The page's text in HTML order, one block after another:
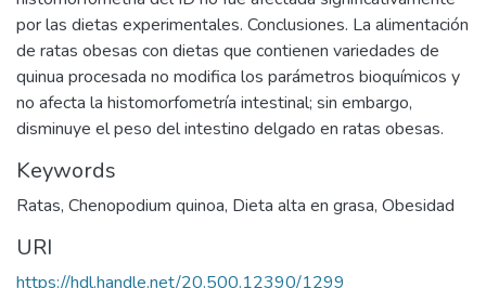
por las dietas experimentales. Conclusiones. La alimentación
de ratas obesas con dietas que contienen variedades de
quinua procesada no modifica los parámetros bioquímicos y
no afecta la histomorfometría intestinal; sin embargo,
disminuye el peso del intestino delgado en ratas obesas.
Keywords
Ratas, Chenopodium quinoa, Dieta alta en grasa, Obesidad
URI
https://hdl.handle.net/20.500.12390/1299